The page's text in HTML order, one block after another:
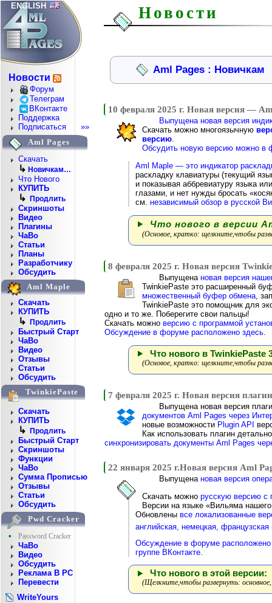
ENGLISH
Новости
Форум
Телеграм
ВКонтакте
Поддержка
Подписаться
»»
Aml Pages
Скачать
↳ Новичкам…
Что Нового
КУПИТЬ
↳ Продлить
Скриншоты
Видео
Плагины
ЧаВо
Статьи
Планы
Разработчику
Обсудить
Aml Maple
Скачать
КУПИТЬ
↳ Продлить
Быстрый Старт
ЧаВо
Видео
Отзывы
Статьи
Обсудить
TwinkiePaste
Скачать
КУПИТЬ
↳ Продлить
Быстрый Старт
Скриншоты
Функции
ЧаВо
Сумма Прописью
Отзывы
Статьи
Обсудить
Pwd Cracker
•
Password Cracker
ЧаВо
Видео
Обсудить
Реклама В PC
Перевести
WriteYours
Новости
Aml Pages : Новичкам
10 февраля 2025 г. Новая версия —
Выпущена новая версия
Скачать можно многоязычную
версию.
Обсудить новую версию можно в
Aml Maple — это индикатор
раскладку клавиатуры (текущий
и показывая аббревиатуру языка
глазами, и нет нужды бросать
см. независимый обзор в русской
Что нового в версии
(Основое, кратко: щелкните,чтобы
8 февраля 2025 г. Новая версия
Выпущена новая версия
TwinkiePaste это расширенный
множественный буфер обмена ,
TwinkiePaste это помощник для
одно и то же. Поберегите свои пальцы!
Скачать можно версию с программой
Обсуждение в форуме расположено здесь
Что нового в TwinkiePaste
(Основое, кратко: щелкните,чтобы
7 февраля 2025 г. Новая версия
Выпущена новая версия
документов Aml Pages через
новые возможности Plugin API
Как использовать плагин
синхронизировать документы Aml Pages
22 января 2025 г.Новая версия Aml
Выпущена новая версия
Скачать можно русскую версию с
Версии на языке «Вильяма
Обновлены все локализованные
английская, немецкая,
Обсуждение в форуме расположено
группе ВКонтакте
Что нового в этой версии:
(Щелкните,чтобы развернуть: